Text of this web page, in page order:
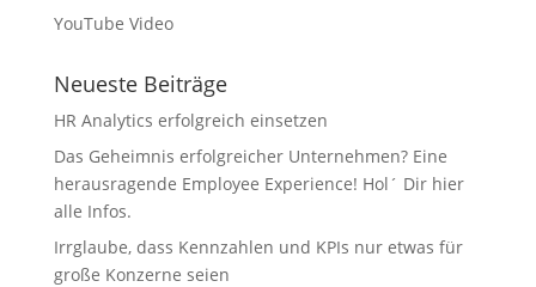
YouTube Video
Neueste Beiträge
HR Analytics erfolgreich einsetzen
Das Geheimnis erfolgreicher Unternehmen? Eine
herausragende Employee Experience! Hol´ Dir hier
alle Infos.
Irrglaube, dass Kennzahlen und KPIs nur etwas für
große Konzerne seien